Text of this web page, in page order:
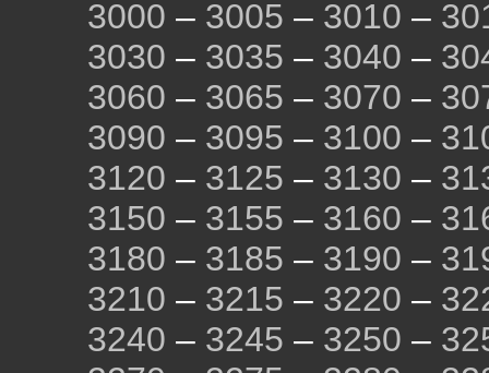
3000 – 3005 – 3010 –
3030 – 3035 – 3040 –
3060 – 3065 – 3070 –
3090 – 3095 – 3100 –
3120 – 3125 – 3130 –
3150 – 3155 – 3160 –
3180 – 3185 – 3190 –
3210 – 3215 – 3220 –
3240 – 3245 – 3250 –